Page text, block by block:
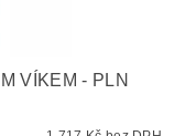
VÍKEM - PLN